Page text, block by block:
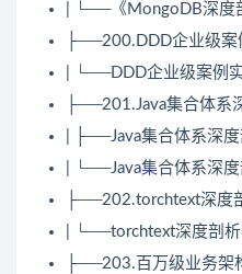
| └──《 MongoDB深度
├──200.DDD企业级案
| └──DDD企业级案例
├──201.Java集合体系
| ├──Java集合体系深
| └──Java集合体系深
├──202.torchtext深度
| └──torchtext深度剖
├──203.百万级业务架